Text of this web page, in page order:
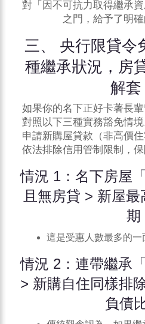
對「因不可抗力取得繼承
之門，給予了明確
三、 央行限貸令
種繼承狀況，房
解套
如果你的名下正好卡著長
對照以下三種實務豁免情
申請新購屋貸款（非高價
依法排除信用管制限制，
情況 1：名下房屋
且無房貸 > 新屋
期
這是受惠人數最多的
情況 2：連帶繼承
> 新購自住同樣排
負債